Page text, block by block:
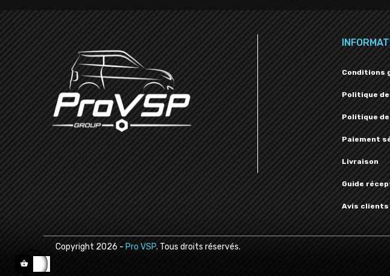
Conditions
Politique
Politique
Paiement
Livraison
Guide
Avis clients
Copyright 2026 - Pro VSP. Tous droits réservés.